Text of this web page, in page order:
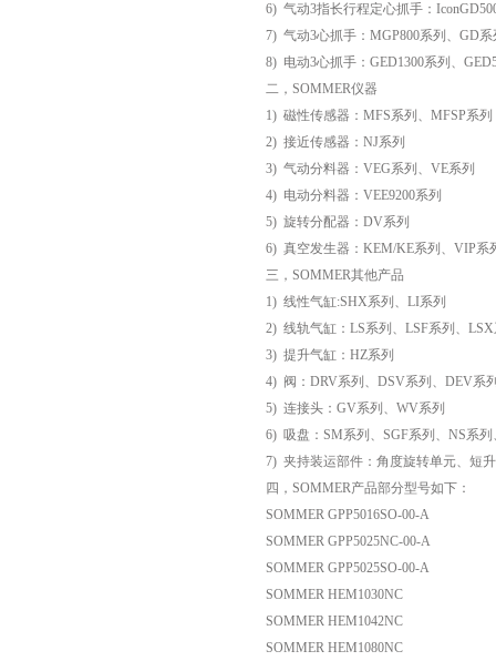
6) 气动3指长行程定心抓手：
7) 气动3心抓手：MGP800系列、GD
8) 电动3心抓手：GED1300系列、
二，SOMMER仪器
1) 磁性传感器：MFS系列、MFSP系列
2) 接近传感器：NJ系列
3) 气动分料器：VEG系列、VE系列
4) 电动分料器：VEE9200系列
5) 旋转分配器：DV系列
6) 真空发生器：KEM/KE系列、VIP系
三，SOMMER其他产品
1) 线性气缸:SHX系列、LI系列
2) 线轨气缸：LS系列、LSF系列、
3) 提升气缸：HZ系列
4) 阀：DRV系列、DSV系列、DEV系
5) 连接头：GV系列、WV系列
6) 吸盘：SM系列、SGF系列、NS系
7) 夹持装运部件：角度旋转单元、短
四，SOMMER产品部分型号如下：
SOMMER GPP5016SO-00-A
SOMMER GPP5025NC-00-A
SOMMER GPP5025SO-00-A
SOMMER HEM1030NC
SOMMER HEM1042NC
SOMMER HEM1080NC